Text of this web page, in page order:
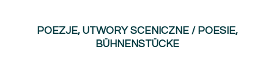
POEZJE, UTWORY SCENICZNE / POESIE,
BÜHNENSTÜCKE